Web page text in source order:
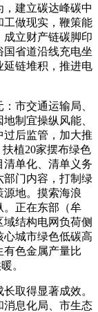
建立碳达峰碳中
工做现实，鞭策能
立财产链碳脚印
省道沿线充电坐
延链堆积，推进电
市交通运输局、
制宜操纵风能、
过后监管，加大推
植20家摆布绿色
单化、清单义务
部门内容，打制绿
源地。摸索海浪
。正在东部（牟
结构电网负荷侧
心城市绿色低碳高
有色金属产量比
。
取得显著成效。
消息化局、市生态